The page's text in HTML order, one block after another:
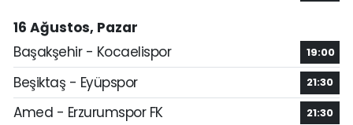
16 Ağustos, Pazar
Başakşehir - Kocaelispor
19:00
Beşiktaş - Eyüpspor 21:30
Amed - Erzurumspor FK 21:30